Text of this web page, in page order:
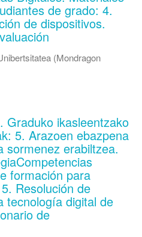
de grado: 4.
de dispositivos.
(Mondragon
Graduko ikasleentzako
5. Arazoen ebazpena
sormenez erabiltzea.
formación para
Resolución de
tecnología digital de
de